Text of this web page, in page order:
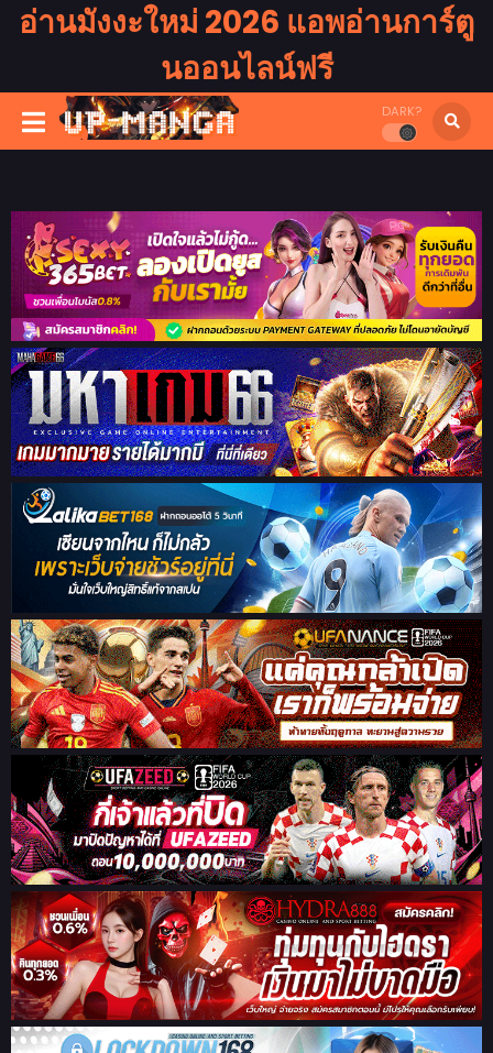
อ่านมังงะใหม่ 2026 แอพอ่านการ์ตู
นออนไลน์ฟรี
DARK?